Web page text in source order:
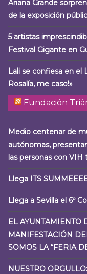
Ariana Grande
de la exposición
5 artistas
Festival Gigante en
Lali se confiesa en el
Rosalía, me caso!»
Fundación
Medio centenar de
autónomas,
las personas con VIH
Llega ITS
Llega a Sevilla el 6º
EL AYUNTAMIENTO
MANIFESTACIÓN
SOMOS LA “FERIA
NUESTRO